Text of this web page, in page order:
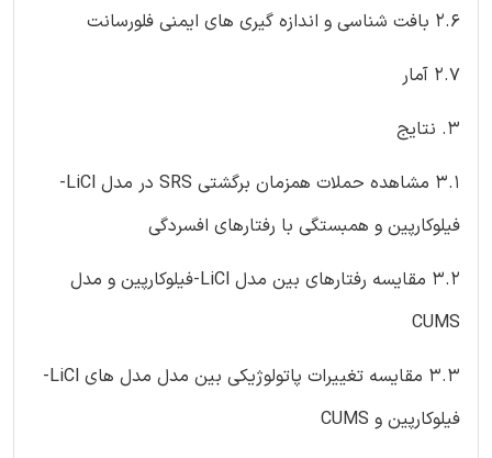
2.6 بافت شناسی و اندازه گیری های ایمنی فلورسانت
2.7 آمار
3. نتایج
3.1 مشاهده حملات همزمان برگشتی SRS در مدل LiCl-
فیلوکارپین و همبستگی با رفتارهای افسردگی
3.2 مقایسه رفتارهای بین مدل LiCl-فیلوکارپین و مدل
CUMS
3.3 مقایسه تغییرات پاتولوژیکی بین مدل مدل های LiCl-
فیلوکارپین و CUMS